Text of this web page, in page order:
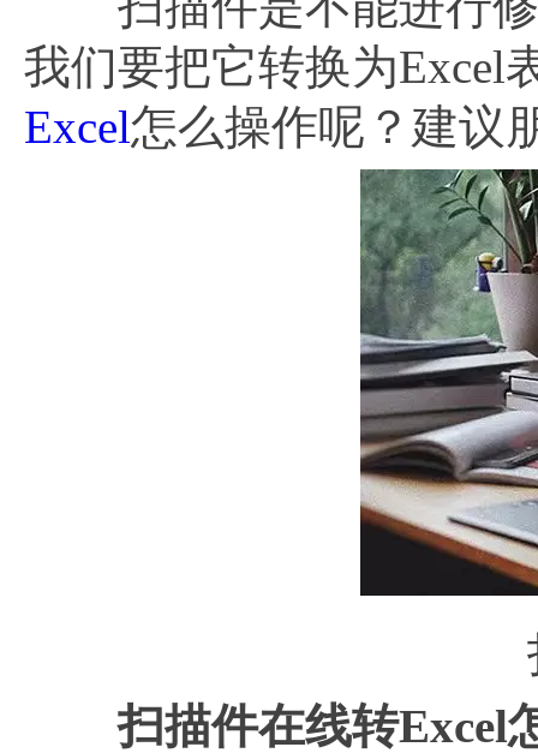
我们要把它转换为Excel
Excel怎么操作呢？建议
扫描件在线转Excel